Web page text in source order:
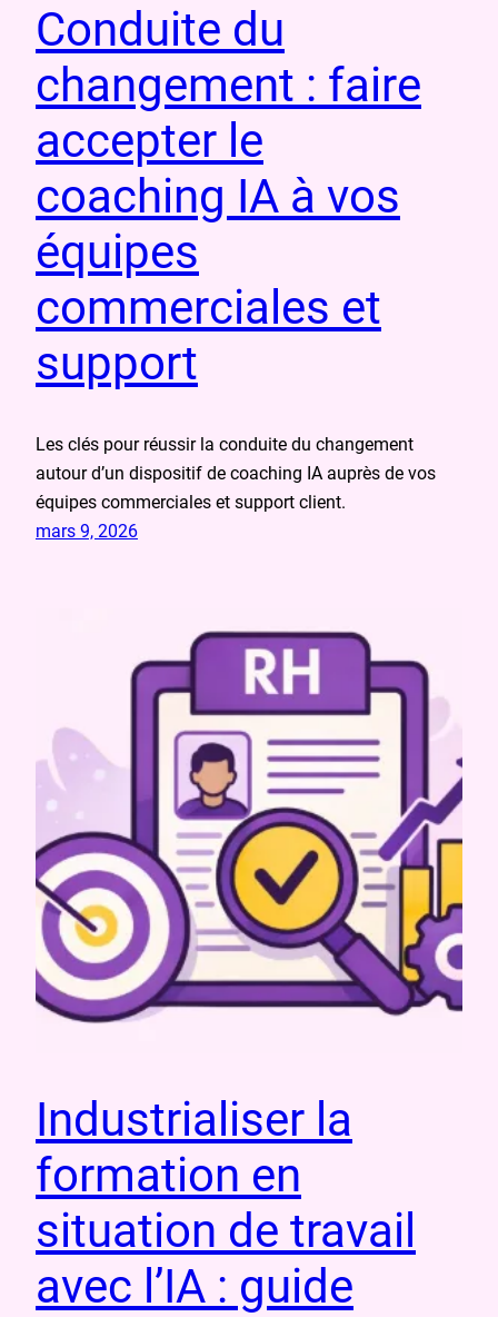
Conduite du
changement : faire
accepter le
coaching IA à vos
équipes
commerciales et
support
Les clés pour réussir la conduite du changement
autour d’un dispositif de coaching IA auprès de vos
équipes commerciales et support client.
mars 9, 2026
Industrialiser la
formation en
situation de travail
avec l’IA : guide